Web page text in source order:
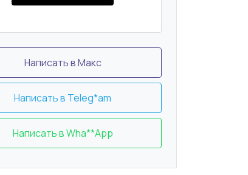
Написать в Макс
Написать в Teleg*am
Написать в Wha**App